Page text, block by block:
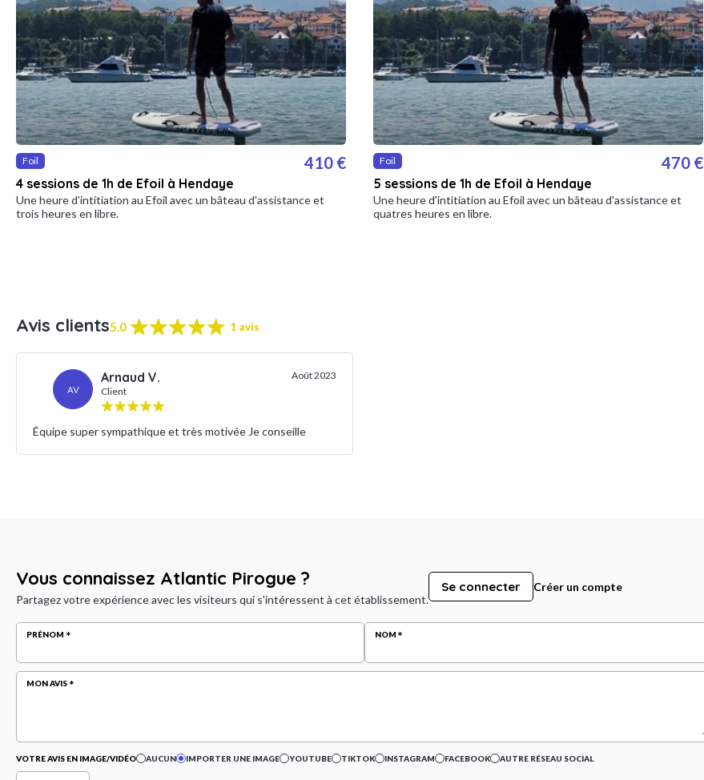
Foil
4 sessions de 1h de Efoil à Hendaye
410 €
Une heure d'intitiation au Efoil avec un bâteau d'assistance et
trois heures en libre.
Foil
5 sessions de 1h de Efoil à Hendaye
470 €
Une heure d'intitiation au Efoil avec un bâteau d'assistance et
quatres heures en libre.
Avis clients5.0 1 avis
AV
Arnaud V.
Client
Août 2023
Équipe super sympathique et très motivée Je conseille
Vous connaissez Atlantic Pirogue ?
Partagez votre expérience avec les visiteurs qui s'intéressent à cet établissement.
Se connecter Créer un compte
PRÉNOM NOM
MON AVIS
VOTRE AVIS EN IMAGE/VIDÉO AUCUN IMPORTER UNE IMAGE YOUTUBE TIKTOK INSTAGRAM FACEBOOK AUTRE RÉSEAU SOCIAL